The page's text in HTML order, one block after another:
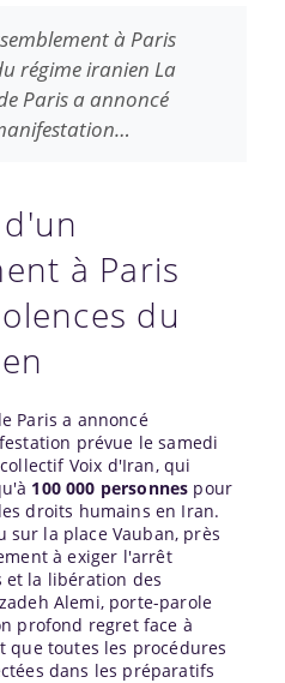
à Paris
régime iranien La
Paris a annoncé
à Paris
du
Paris a annoncé
prévue le samedi
Voix d'Iran, qui
100 000 personnes pour
droits humains en Iran.
sur la place Vauban, près
à exiger l'arrêt
et la libération des
Alemi, porte-parole
profond regret face à
que toutes les procédures
dans les préparatifs